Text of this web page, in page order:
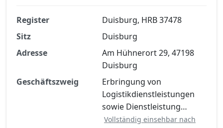
Finanzkennzahlen nach kostenloser
Registrierung verfügbar
Jetzt kostenlos registrieren
Register
Duisburg, HRB 37478
Sitz
Duisburg
Adresse
Am Hühnerort 29, 47198
Duisburg
Geschäftszweig
Erbringung von
Logistikdienstleistungen
sowie Dienstleistung…
Vollständig einsehbar nach